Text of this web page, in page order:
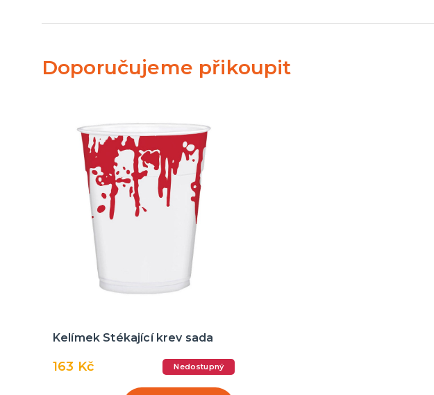
Doporučujeme přikoupit
Kelímek Stékající krev sada
163 Kč Nedostupný